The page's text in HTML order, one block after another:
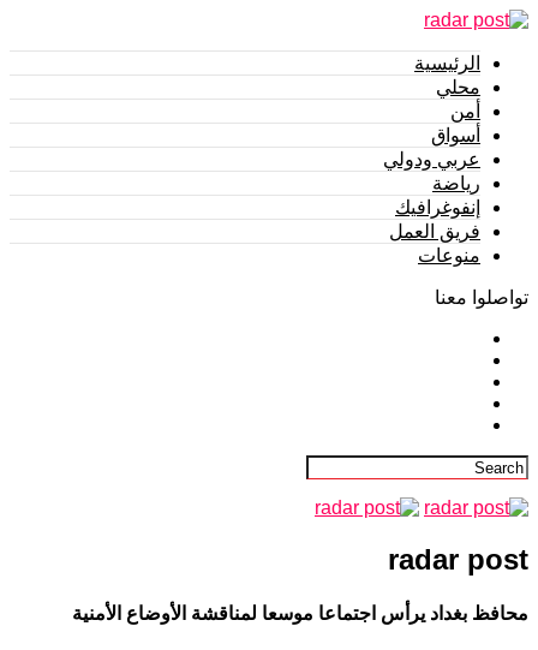
الرئيسية
محلي
أمن
أسواق
عربي ودولي
رياضة
إنفوغرافيك
فريق العمل
منوعات
تواصلوا معنا
radar post
محافظ بغداد يرأس اجتماعا موسعا لمناقشة الأوضاع الأمنية